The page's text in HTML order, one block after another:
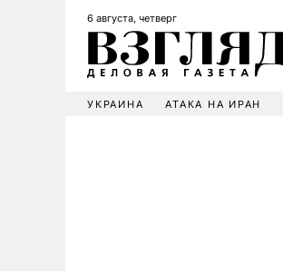
6 августа, четверг
УКРАИНА АТАКА НА ИРАН